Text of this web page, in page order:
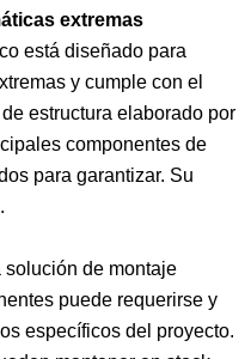
extremas
está diseñado para
y cumple con el
estructura elaborado por
componentes de
para garantizar. Su
solución de montaje
puede requerirse y
específicos del proyecto.